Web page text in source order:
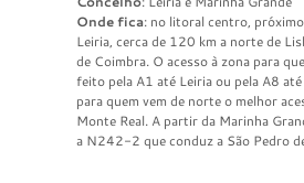
Onde fica: no litoral centro,
Leiria, cerca de 120 km a norte de
de Coimbra. O acesso à zona para
feito pela A1 até Leiria ou pela A8
para quem vem de norte o melhor
Monte Real. A partir da Marinha
a N242-2 que conduz a São Pedro